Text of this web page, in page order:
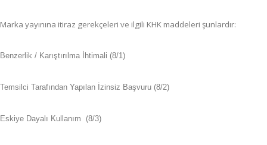
Marka yayınına itiraz gerekçeleri ve ilgili KHK maddeleri şunlardır:
Benzerlik / Karıştırılma İhtimali (8/1)
Temsilci Tarafından Yapılan İzinsiz Başvuru (8/2)
Eskiye Dayalı Kullanım (8/3)